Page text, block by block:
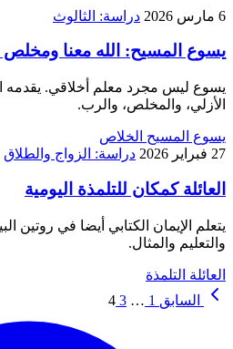
6 مارس 2026 دراسة: الثالوث
يسوع المسيح: الله معنا ومخلص
يسوع ليس مجرد معلم أخلاقي. يقدمه
الأزلي، والمخلص، والرب.
يسوع المسيح الخلاص
27 فبراير 2026
دراسة: الزواج والطلاق
العائلة كمكان للتلمذة اليومية
يتعلم الإيمان الكتابي أيضا في روتين
والتعليم والمثال.
العائلة التلمذة
السابق 1
…
3
4